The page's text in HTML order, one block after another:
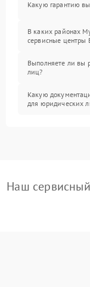
Какую гарантию вы
В каких районах
сервисные центры
Выполняете ли вы
лиц?
Какую
для юридических
Наш